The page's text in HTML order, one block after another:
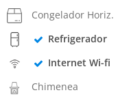
Congelador Horiz.
Refrigerador
Internet Wi-fi
Chimenea